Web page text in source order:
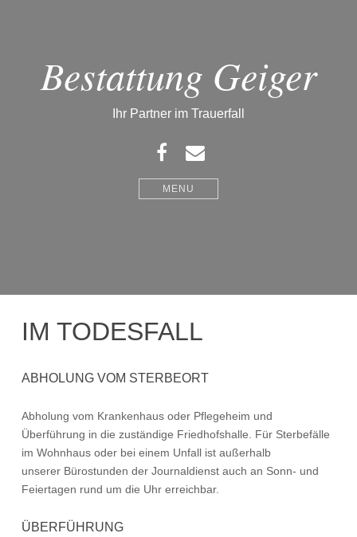
Bestattung Geiger
Ihr Partner im Trauerfall
FacebookEmail
MENU
IM TODESFALL
16,
ABHOLUNG VOM STERBEORT
Abholung vom Krankenhaus oder Pflegeheim und
Überführung in die zuständige Friedhofshalle. Für Sterbefälle
im Wohnhaus oder bei einem Unfall ist außerhalb
unserer Bürostunden der Journaldienst auch an Sonn- und
Feiertagen rund um die Uhr erreichbar.
ÜBERFÜHRUNG